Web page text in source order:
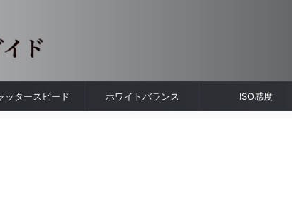
ッタースピード ホワイトバランス ISO感度